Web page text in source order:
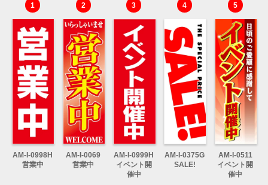
1
AM-I-0998H
営業中
2
AM-I-0069
営業中
3
AM-I-0999H
イベント開
催中
4
AM-I-0375G
SALE!
5
AM-I-0511
イベント開
催中